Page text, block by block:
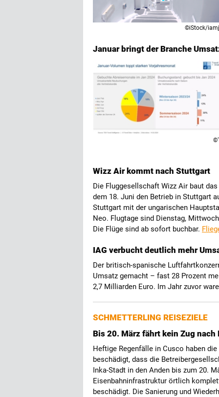
©iStock/
Januar bringt der Branche
Wizz Air kommt nach Stuttgart
Die Fluggesellschaft Wizz Air baut
dem 18. Juni den Betrieb in Stuttgart
Stuttgart mit der ungarischen
Neo. Flugtage sind Dienstag,
Die Flüge sind ab sofort buchbar.
IAG verbucht deutlich mehr
Der britisch-spanische
Umsatz gemacht – fast 28 Prozent
2,7 Milliarden Euro. Im Jahr zuvor
SCHMETTERLING REISEZIELE
Bis 20. März fährt kein Zug nach
Heftige Regenfälle in Cusco haben
beschädigt, dass die
Inka-Stadt in den Anden bis zum 20.
Eisenbahninfrastruktur örtlich
beschädigt. Die Sanierung und